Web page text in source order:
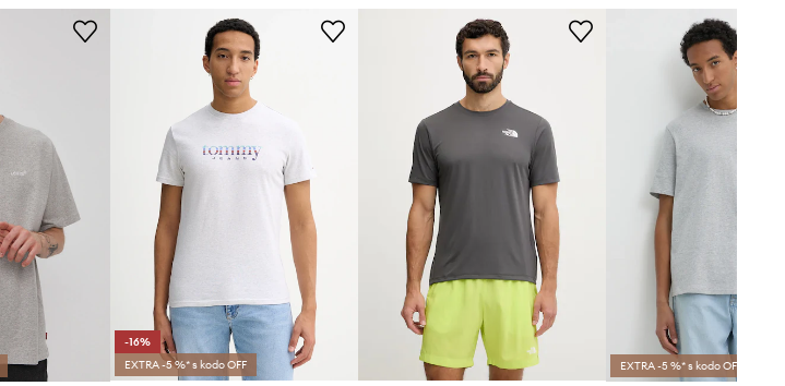
Tabela velikosti
-16%
EXTRA -5 %* s kodo OFF
EXTRA -5 %* s kodo OFF